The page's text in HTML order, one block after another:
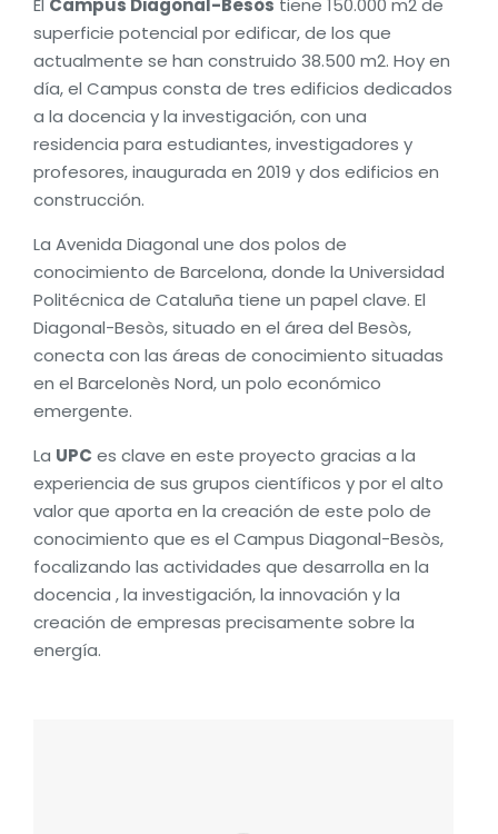
El Campus Diagonal-Besòs tiene 150.000 m2 de
superficie potencial por edificar, de los que
actualmente se han construido 38.500 m2. Hoy en
día, el Campus consta de tres edificios dedicados
a la docencia y la investigación, con una
residencia para estudiantes, investigadores y
profesores, inaugurada en 2019 y dos edificios en
construcción.
La Avenida Diagonal une dos polos de
conocimiento de Barcelona, ​​donde la Universidad
Politécnica de Cataluña tiene un papel clave. El
Diagonal-Besòs, situado en el área del Besòs,
conecta con las áreas de conocimiento situadas
en el Barcelonès Nord, un polo económico
emergente.
La UPC es clave en este proyecto gracias a la
experiencia de sus grupos científicos y por el alto
valor que aporta en la creación de este polo de
conocimiento que es el Campus Diagonal-Besòs,
focalizando las actividades que desarrolla en la
docencia , la investigación, la innovación y la
creación de empresas precisamente sobre la
energía.